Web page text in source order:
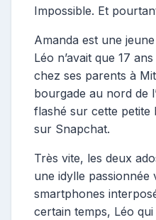
Impossible. Et
Amanda est une
Léo n’avait que 17
chez ses parents à
bourgade au nord de
flashé sur cette petite
sur Snapchat.
Très vite, les deux
une idylle passionnée
smartphones
certain temps, Léo